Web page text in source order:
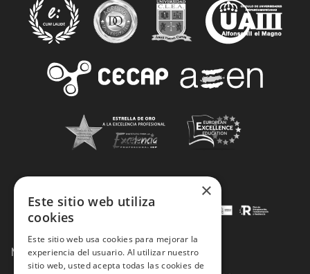
Métodos de Pago:
×
Este sitio web utiliza
cookies
Este sitio web usa cookies para mejorar la
experiencia del usuario. Al utilizar nuestro
sitio web, usted acepta todas las cookies de